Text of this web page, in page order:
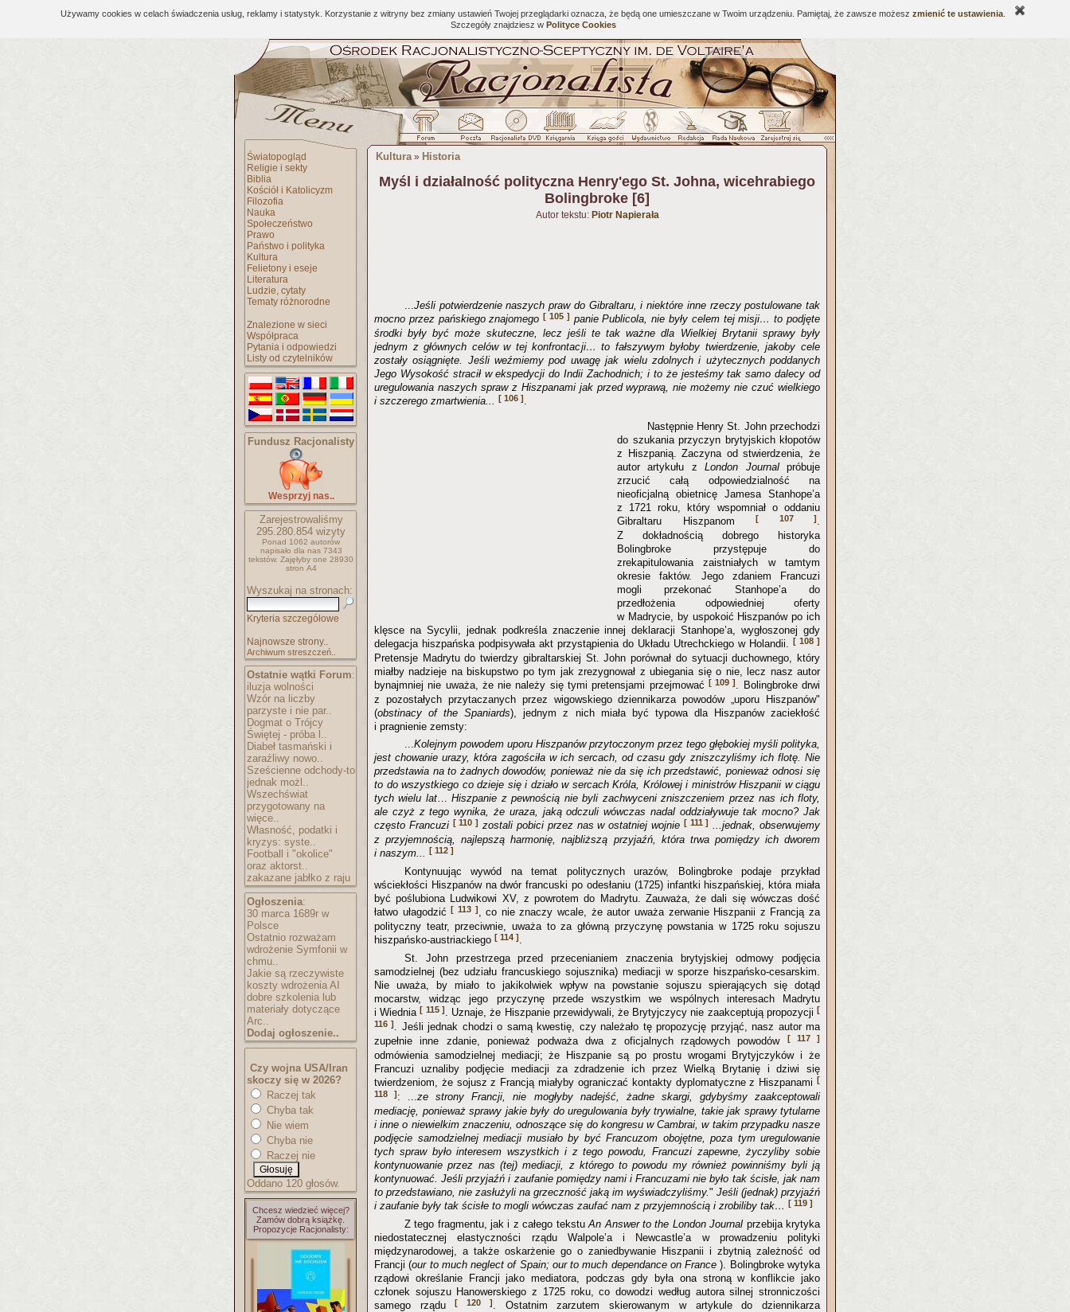
Używamy cookies w celach świadczenia usług, reklamy i statystyk. Korzystanie z witryny bez zmiany ustawień Twojej przeglądarki oznacza, że będą one umieszczane w Twoim urządzeniu. Pamiętaj, że zawsze możesz zmienić te ustawienia
Szczegóły znajdziesz w Polityce Cookies
Światopogląd
Religie i sekty
Biblia
Kościół i Katolicyzm
Filozofia
Nauka
Społeczeństwo
Prawo
Państwo i polityka
Kultura
Felietony i eseje
Literatura
Ludzie, cytaty
Tematy różnorodne
Znalezione w sieci
Współpraca
Pytania i odpowiedzi
Listy od czytelników
Fundusz Racjonalisty
Wesprzyj nas..
Zarejestrowaliśmy
295.280.854 wizyty
Ponad 1062 autorów
napisało dla nas 7343
tekstów. Zajęłyby one 28930
stron A4
Wyszukaj na stronach:
Kryteria szczegółowe
Najnowsze strony..
Archiwum streszczeń..
Ostatnie wątki Forum:
iluzja wolności
Wzór na liczby
parzyste i nie par..
Dogmat o Trójcy
Świętej - próba l..
Diabeł tasmański i
zaraźliwy nowo..
Sześcienne odchody-to
jednak możl..
Wszechświat
przygotowany na
więce..
Własność, podatki i
kryzys: syste..
Football i "okolice"
oraz aktorst..
zakazane jabłko z raju
Ogłoszenia:
30 marca 1689r w
Polsce
Ostatnio rozważam
wdrożenie Symfonii w
chmu..
Jakie są rzeczywiste
koszty wdrożenia AI
dobre szkolenia lub
materiały dotyczące
Arc..
Dodaj ogłoszenie..
Czy wojna USA/Iran
skoczy się w 2026?
Raczej tak
Chyba tak
Nie wiem
Chyba nie
Raczej nie
Oddano 120 głosów.
Chcesz wiedzieć więcej?
Zamów dobrą książkę.
Propozycje Racjonalisty:
Kultura» Historia
Myśl i działalność polityczna Henry'ego St. Johna, wicehrabiego
Bolingbroke [6]
Autor tekstu: Piotr Napierała
...Jeśli potwierdzenie naszych praw do Gibraltaru, i niektóre inne rzeczy postulowane tak
mocno przez pańskiego znajomego[ 105 ] panie Publicola, nie były celem tej misji… to podjęte
środki były być może skuteczne, lecz jeśli te tak ważne dla Wielkiej Brytanii sprawy były
jednym z głównych celów w tej konfrontacji… to fałszywym byłoby twierdzenie, jakoby cele
zostały osiągnięte. Jeśli weźmiemy pod uwagę jak wielu zdolnych i użytecznych poddanych
Jego Wysokość stracił w ekspedycji do Indii Zachodnich; i to że jesteśmy tak samo dalecy od
uregulowania naszych spraw z Hiszpanami jak przed wyprawą, nie możemy nie czuć wielkiego
i szczerego zmartwienia...
[ 106 ] .
Następnie Henry St. John przechodzi
do szukania przyczyn brytyjskich kłopotów
z Hiszpanią. Zaczyna od stwierdzenia, że
autor artykułu zLondon Journalpróbuje
zrzucić całą odpowiedzialność na
nieoficjalną obietnicę Jamesa Stanhope’a
z 1721 roku, który wspomniał o oddaniu
Gibraltaru Hiszpanom
[ 107 ] .
Z dokładnością dobrego historyka
Bolingbroke przystępuje do
zrekapitulowania zaistniałych w tamtym
okresie faktów. Jego zdaniem Francuzi
mogli przekonać Stanhope’a do
przedłożenia odpowiedniej oferty
w Madrycie, by uspokoić Hiszpanów po ich
klęsce na Sycylii, jednak podkreśla znaczenie innej deklaracji Stanhope’a, wygłoszonej gdy
delegacja hiszpańska podpisywała akt przystąpienia do Układu Utrechckiego w Holandii.
[ 108 ]
Pretensje Madrytu do twierdzy gibraltarskiej St. John porównał do sytuacji duchownego, który
miałby nadzieje na biskupstwo po tym jak zrezygnował z ubiegania się o nie, lecz nasz autor
bynajmniej nie uważa, że nie należy się tymi pretensjami przejmować
[ 109 ] . Bolingbroke drwi
z pozostałych przytaczanych przez wigowskiego dziennikarza powodów „uporu Hiszpanów"
(obstinacy of the Spaniards), jednym z nich miała być typowa dla Hiszpanów zaciekłość
i pragnienie zemsty:
...Kolejnym powodem uporu Hiszpanów przytoczonym przez tego głębokiej myśli polityka,
jest chowanie urazy, która zagościła w ich sercach, od czasu gdy zniszczyliśmy ich flotę. Nie
przedstawia na to żadnych dowodów, ponieważ nie da się ich przedstawić, ponieważ odnosi się
to do wszystkiego co dzieje się i działo w sercach Króla, Królowej i ministrów Hiszpanii w ciągu
tych wielu lat…Hiszpanie z pewnością nie byli zachwyceni zniszczeniem przez nas ich floty,
ale czyż z tego wynika, że uraza, jaką odczuli wówczas nadal oddziaływuje tak mocno? Jak
często Francuzi [ 110 ] zostali pobici przez nas w ostatniej wojnie [ 111 ] ...jednak, obserwujemy
z przyjemnością, najlepszą harmonię, najbliższą przyjaźń, która trwa pomiędzy ich dworem
i naszym...
[ 112 ]
Kontynuując wywód na temat politycznych urazów, Bolingbroke podaje przykład
wściekłości Hiszpanów na dwór francuski po odesłaniu (1725) infantki hiszpańskiej, która miała
być poślubiona Ludwikowi XV, z powrotem do Madrytu. Zauważa, że dali się wówczas dość
łatwo ułagodzić[ 113 ] , co nie znaczy wcale, że autor uważa zerwanie Hiszpanii z Francją za
polityczny teatr, przeciwnie, uważa to za główną przyczynę powstania w 1725 roku sojuszu
hiszpańsko-austriackiego [ 114 ] .
St. John przestrzega przed przecenianiem znaczenia brytyjskiej odmowy podjęcia
samodzielnej (bez udziału francuskiego sojusznika) mediacji w sporze hiszpańsko-cesarskim.
Nie uważa, by miało to jakikolwiek wpływ na powstanie sojuszu spierających się dotąd
mocarstw, widząc jego przyczynę przede wszystkim we wspólnych interesach Madrytu
i Wiednia[ 115 ] . Uznaje, że Hiszpanie przewidywali, że Brytyjczycy nie zaakceptują propozycji[
116 ] . Jeśli jednak chodzi o samą kwestię, czy należało tę propozycję przyjąć, nasz autor ma
zupełnie inne zdanie, ponieważ podważa dwa z oficjalnych rządowych powodów
[ 117 ]
odmówienia samodzielnej mediacji; że Hiszpanie są po prostu wrogami Brytyjczyków i że
Francuzi uznaliby podjęcie mediacji za zdradzenie ich przez Wielką Brytanię i dziwi się
twierdzeniom, że sojusz z Francją miałyby ograniczać kontakty dyplomatyczne z Hiszpanami
[
118 ] : ...ze strony Francji, nie mogłyby nadejść, żadne skargi, gdybyśmy zaakceptowali
mediację, ponieważ sprawy jakie były do uregulowania były trywialne, takie jak sprawy tytularne
i inne o niewielkim znaczeniu, odnoszące się do kongresu w Cambrai, w takim przypadku nasze
podjęcie samodzielnej mediacji musiało by być Francuzom obojętne, poza tym uregulowanie
tych spraw było interesem wszystkich i z tego powodu, Francuzi zapewne, życzyliby sobie
kontynuowanie przez nas (tej) mediacji, z którego to powodu my również powinniśmy byli ją
kontynuować. Jeśli przyjaźń i zaufanie pomiędzy nami i Francuzami nie było tak ścisłe, jak nam
to przedstawiano, nie zasłużyli na grzeczność jaką im wyświadczyliśmy." Jeśli (jednak) przyjaźń
i zaufanie były tak ścisłe to mogli wówczas zaufać nam z przyjemnością i zrobiliby tak…
[ 119 ]
Z tego fragmentu, jak i z całego tekstuAn Answer to the London Journal przebija krytyka
niedostatecznej elastyczności rządu Walpole’a i Newcastle’a w prowadzeniu polityki
międzynarodowej, a także oskarżenie go o zaniedbywanie Hiszpanii i zbytnią zależność od
Francji (our to much neglect of Spain; our to much dependance on France). Bolingbroke wytyka
rządowi określanie Francji jako mediatora, podczas gdy była ona stroną w konflikcie jako
członek sojuszu Hanowerskiego z 1725 roku, co dowodzi według autora silnej stronniczości
samego rządu[ 120 ] . Ostatnim zarzutem skierowanym w artykule do dziennikarza